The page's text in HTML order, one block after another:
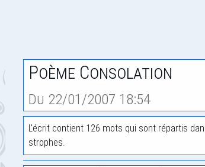
Poème Consolation
Du 22/01/2007 18:54
L'écrit contient 126 mots qui sont répartis
strophes.